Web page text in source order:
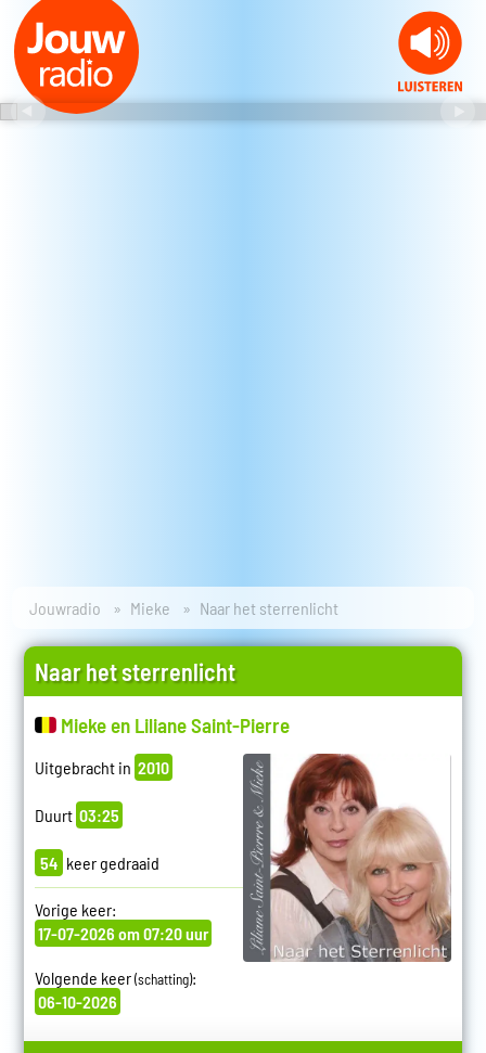
Jouwradio Mieke Naar het sterrenlicht
Naar het sterrenlicht
Mieke en Liliane Saint-Pierre
Uitgebracht in 2010
Duurt 03:25
54 keer gedraaid
Vorige keer:
17-07-2026 om 07:20 uur
Volgende keer(schatting):
06-10-2026